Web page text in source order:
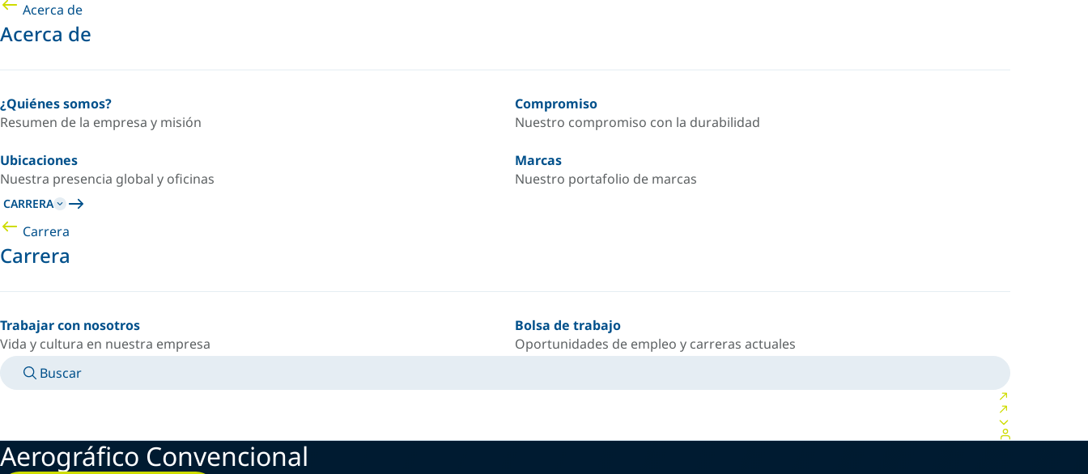
Acerca de
Acerca de
¿Quiénes somos?
Resumen de la empresa y misión
Compromiso
Nuestro compromiso con la durabilidad
Ubicaciones
Nuestra presencia global y oficinas
Marcas
Nuestro portafolio de marcas
CARRERA
Carrera
Carrera
Trabajar con nosotros
Vida y cultura en nuestra empresa
Bolsa de trabajo
Oportunidades de empleo y carreras actuales
Buscar
Aerográfico Convencional